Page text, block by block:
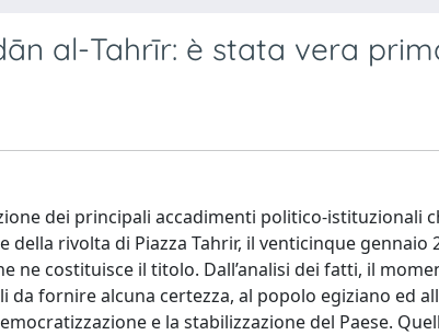
al-Tahrīr: è stata vera
dei principali accadimenti politico-istituzionali
rivolta di Piazza Tahrir, il venticinque gennaio
ne costituisce il titolo. Dall’analisi dei fatti, il
fornire alcuna certezza, al popolo egiziano ed
e la stabilizzazione del Paese.